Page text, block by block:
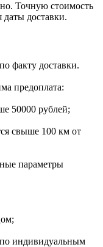
Точную стоимость
даты доставки.
факту доставки.
предоплата:
50000 рублей;
свыше 100 км от
параметры
по индивидуальным